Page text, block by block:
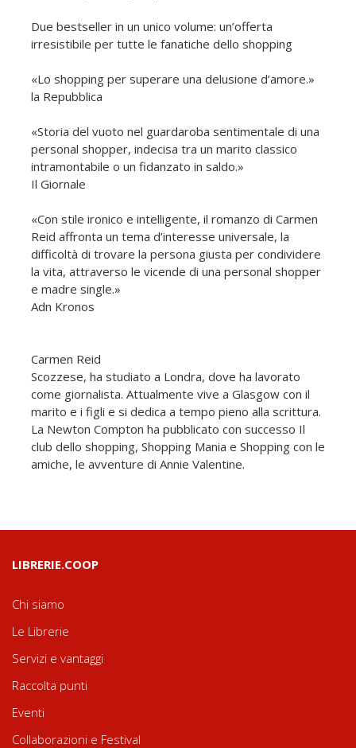
Due bestseller in un unico volume: un’offerta
irresistibile per tutte le fanatiche dello shopping
«Lo shopping per superare una delusione d’amore.»
la Repubblica
«Storia del vuoto nel guardaroba sentimentale di una
personal shopper, indecisa tra un marito classico
intramontabile o un fidanzato in saldo.»
Il Giornale
«Con stile ironico e intelligente, il romanzo di Carmen
Reid affronta un tema d’interesse universale, la
difficoltà di trovare la persona giusta per condividere
la vita, attraverso le vicende di una personal shopper
e madre single.»
Adn Kronos
Carmen Reid
Scozzese, ha studiato a Londra, dove ha lavorato
come giornalista. Attualmente vive a Glasgow con il
marito e i figli e si dedica a tempo pieno alla scrittura.
La Newton Compton ha pubblicato con successo Il
club dello shopping, Shopping Mania e Shopping con le
amiche, le avventure di Annie Valentine.
LIBRERIE.COOP
Chi siamo
Le Librerie
Servizi e vantaggi
Raccolta punti
Eventi
Collaborazioni e Festival